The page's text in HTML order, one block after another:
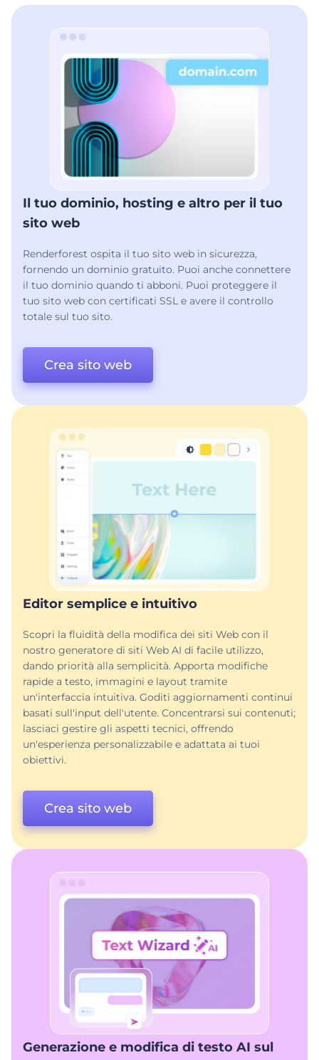
Il tuo dominio, hosting e altro per il tuo
sito web
Renderforest ospita il tuo sito web in sicurezza,
fornendo un dominio gratuito. Puoi anche connettere
il tuo dominio quando ti abboni. Puoi proteggere il
tuo sito web con certificati SSL e avere il controllo
totale sul tuo sito.
Crea sito web
Editor semplice e intuitivo
Scopri la fluidità della modifica dei siti Web con il
nostro generatore di siti Web AI di facile utilizzo,
dando priorità alla semplicità. Apporta modifiche
rapide a testo, immagini e layout tramite
un'interfaccia intuitiva. Goditi aggiornamenti continui
basati sull'input dell'utente. Concentrarsi sui contenuti;
lasciaci gestire gli aspetti tecnici, offrendo
un'esperienza personalizzabile e adattata ai tuoi
obiettivi.
Crea sito web
Generazione e modifica di testo AI sul